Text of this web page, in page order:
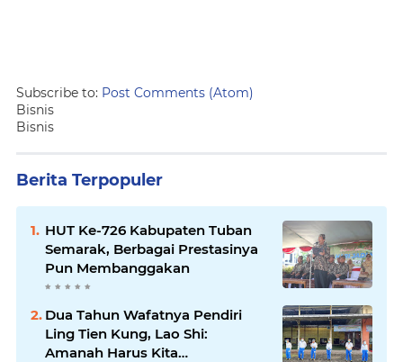
Subscribe to: Post Comments (Atom)
Bisnis
Bisnis
Berita Terpopuler
HUT Ke-726 Kabupaten Tuban
Semarak, Berbagai Prestasinya
Pun Membanggakan
Dua Tahun Wafatnya Pendiri
Ling Tien Kung, Lao Shi:
Amanah Harus Kita